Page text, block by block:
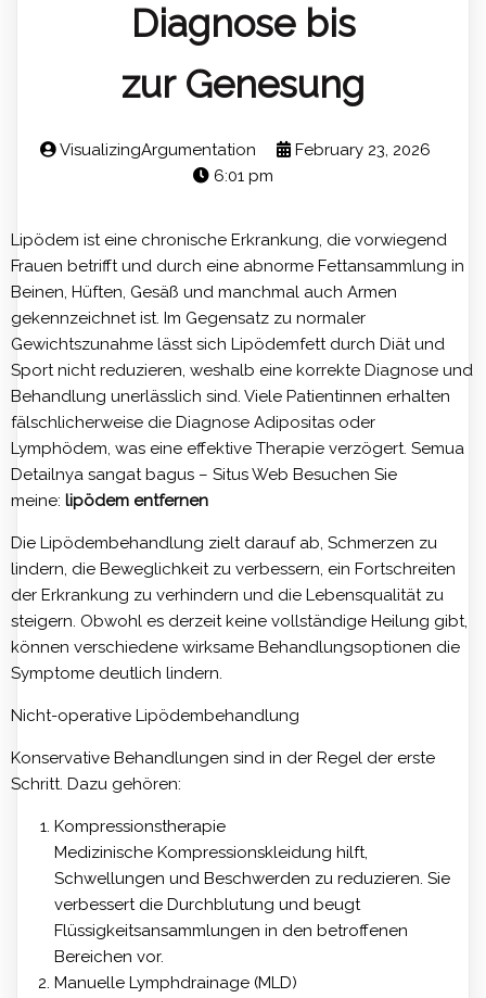
Diagnose bis
zur Genesung
VisualizingArgumentation
February 23, 2026
6:01 pm
Lipödem ist eine chronische Erkrankung, die vorwiegend
Frauen betrifft und durch eine abnorme Fettansammlung in
Beinen, Hüften, Gesäß und manchmal auch Armen
gekennzeichnet ist. Im Gegensatz zu normaler
Gewichtszunahme lässt sich Lipödemfett durch Diät und
Sport nicht reduzieren, weshalb eine korrekte Diagnose und
Behandlung unerlässlich sind. Viele Patientinnen erhalten
fälschlicherweise die Diagnose Adipositas oder
Lymphödem, was eine effektive Therapie verzögert. Semua
Detailnya sangat bagus – Situs Web Besuchen Sie
meine: lipödem entfernen
Die Lipödembehandlung zielt darauf ab, Schmerzen zu
lindern, die Beweglichkeit zu verbessern, ein Fortschreiten
der Erkrankung zu verhindern und die Lebensqualität zu
steigern. Obwohl es derzeit keine vollständige Heilung gibt,
können verschiedene wirksame Behandlungsoptionen die
Symptome deutlich lindern.
Nicht-operative Lipödembehandlung
Konservative Behandlungen sind in der Regel der erste
Schritt. Dazu gehören:
Kompressionstherapie
Medizinische Kompressionskleidung hilft,
Schwellungen und Beschwerden zu reduzieren. Sie
verbessert die Durchblutung und beugt
Flüssigkeitsansammlungen in den betroffenen
Bereichen vor.
Manuelle Lymphdrainage (MLD)